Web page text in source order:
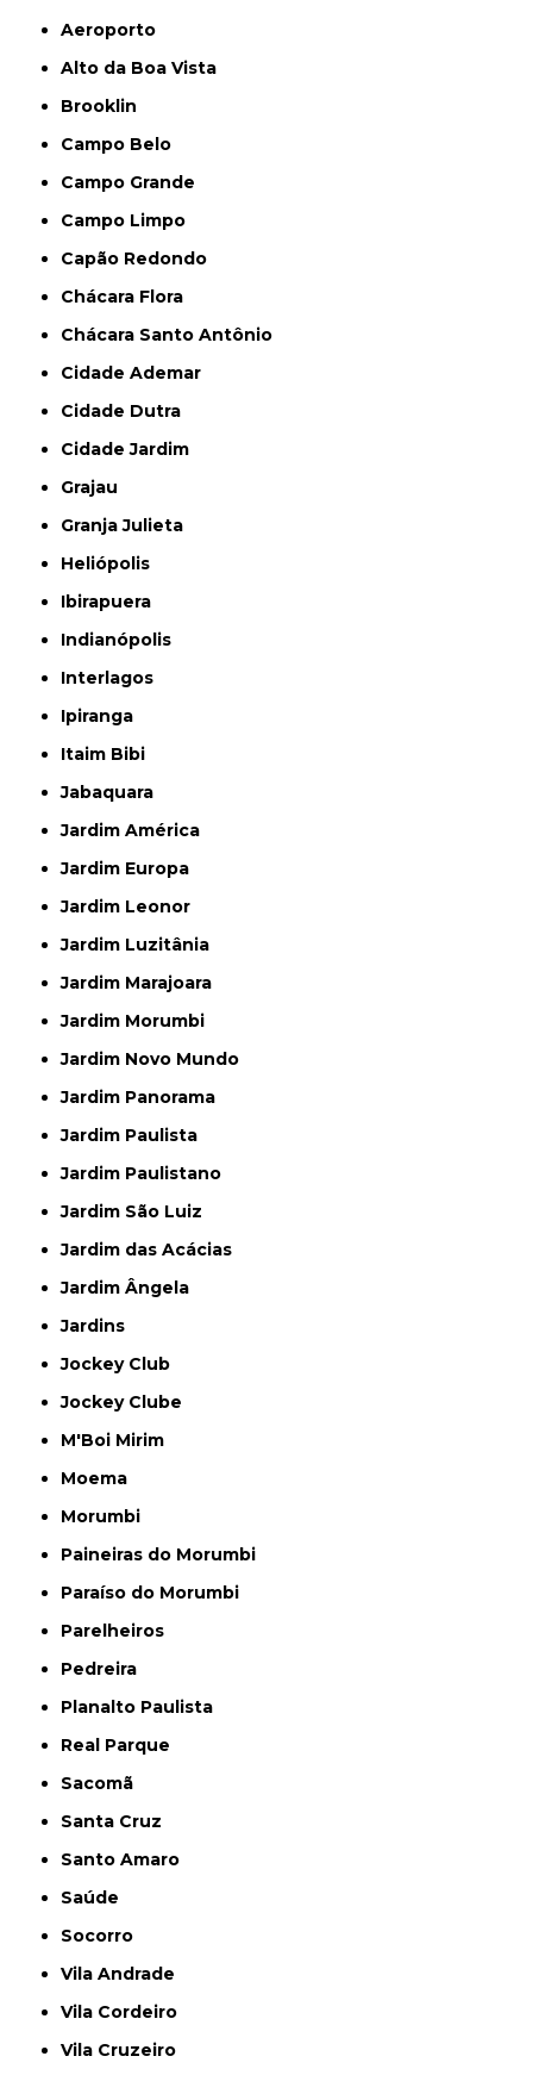
Aeroporto
Alto da Boa Vista
Brooklin
Campo Belo
Campo Grande
Campo Limpo
Capão Redondo
Chácara Flora
Chácara Santo Antônio
Cidade Ademar
Cidade Dutra
Cidade Jardim
Grajau
Granja Julieta
Heliópolis
Ibirapuera
Indianópolis
Interlagos
Ipiranga
Itaim Bibi
Jabaquara
Jardim América
Jardim Europa
Jardim Leonor
Jardim Luzitânia
Jardim Marajoara
Jardim Morumbi
Jardim Novo Mundo
Jardim Panorama
Jardim Paulista
Jardim Paulistano
Jardim São Luiz
Jardim das Acácias
Jardim Ângela
Jardins
Jockey Club
Jockey Clube
M'Boi Mirim
Moema
Morumbi
Paineiras do Morumbi
Paraíso do Morumbi
Parelheiros
Pedreira
Planalto Paulista
Real Parque
Sacomã
Santa Cruz
Santo Amaro
Saúde
Socorro
Vila Andrade
Vila Cordeiro
Vila Cruzeiro